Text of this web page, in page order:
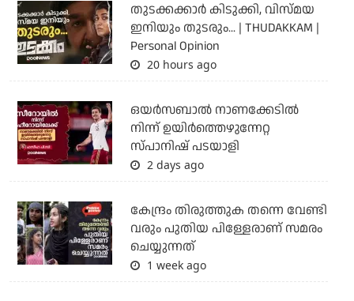
തുടക്കക്കാര്‍ കിടുക്കി, വിസ്മയ
ഇനിയും തുടരും... | THUDAKKAM |
Personal Opinion
20 hours ago
ഒയര്‍സബാൽ നാണക്കേടിൽ
നിന്ന് ഉയിർത്തെഴുന്നേറ്റ
സ്പാനിഷ് പടയാളി
2 days ago
കേന്ദ്രം തിരുത്തുക തന്നെ വേണ്ടി
വരും പുതിയ പിള്ളേരാണ് സമരം
ചെയ്യുന്നത്
1 week ago